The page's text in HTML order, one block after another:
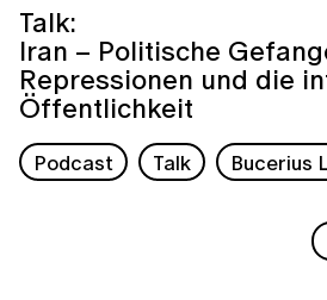
Talk:
Iran – Politische
Repressionen und die
Öffentlichkeit
Podcast Talk Bucerius